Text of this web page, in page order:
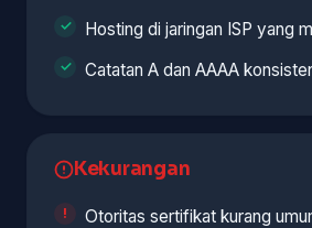
Hosting di jaringan ISP yang
Catatan A dan AAAA
Kekurangan
Otoritas sertifikat kurang